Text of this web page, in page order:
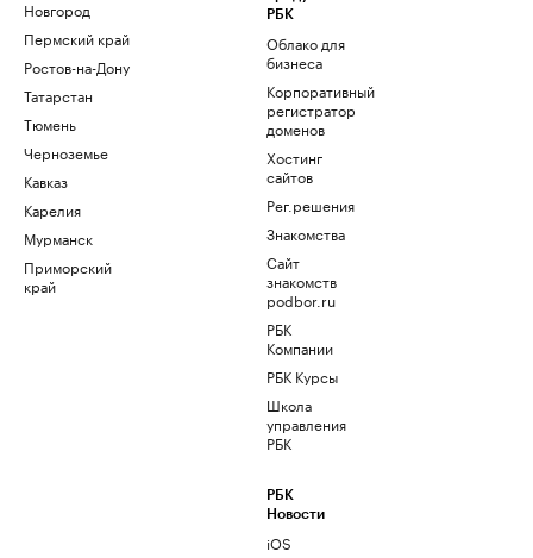
Новгород
Пермский край
Ростов-на-Дону
Татарстан
Тюмень
Черноземье
Кавказ
Карелия
Мурманск
Приморский
край
РБК
Облако для
бизнеса
Корпоративный
регистратор
доменов
Хостинг
сайтов
Рег.решения
Знакомства
Сайт
знакомств
podbor.ru
РБК
Компании
РБК Курсы
Школа
управления
РБК
РБК
Новости
iOS